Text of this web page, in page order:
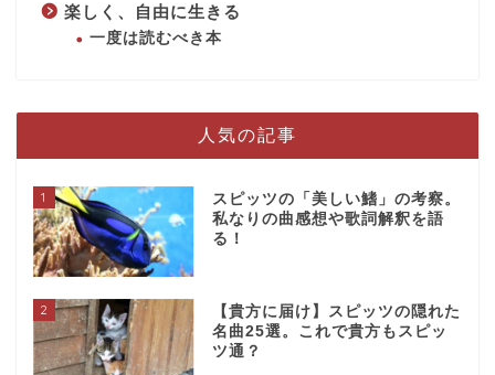
楽しく、自由に生きる
一度は読むべき本
人気の記事
1
スピッツの「美しい鰭」の考察。
私なりの曲感想や歌詞解釈を語
る！
2
【貴方に届け】スピッツの隠れた
名曲25選。これで貴方もスピッ
ツ通？